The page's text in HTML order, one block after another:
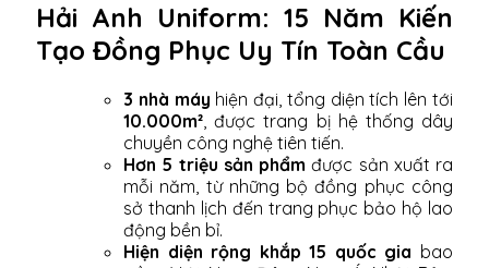
Hải Anh Uniform: 15 Năm Kiến
Tạo Đồng Phục Uy Tín Toàn Cầu
3 nhà máy hiện đại, tổng diện tích lên tới
10.000m² , được trang bị hệ thống dây
chuyền công nghệ tiên tiến.
Hơn 5 triệu sản phẩm được sản xuất ra
mỗi năm, từ những bộ đồng phục công
sở thanh lịch đến trang phục bảo hộ lao
động bền bỉ.
Hiện diện rộng khắp 15 quốc gia bao